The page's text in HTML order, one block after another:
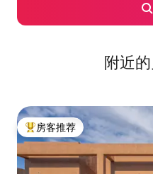
附近
热门「房客推荐」
房客推荐